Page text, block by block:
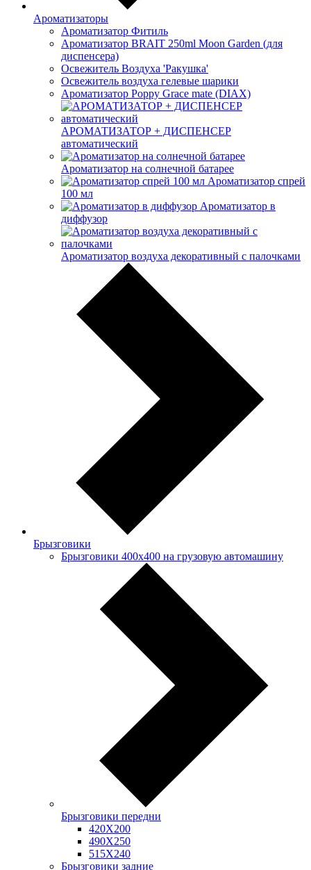
Ароматизаторы
Ароматизатор Фитиль
Ароматизатор BRAIT 250ml Moon Garden (для
диспенсера)
Освежитель Воздуха 'Ракушка'
Освежитель воздуха гелевые шарики
Ароматизатор Poppy Grace mate (DIAX)
АРОМАТИЗАТОР + ДИСПЕНСЕР
автоматический
Ароматизатор на солнечной батарее
Ароматизатор спрей
100 мл
Ароматизатор в
диффузор
Ароматизатор воздуха декоративный с палочками
Брызговики
Брызговики 400х400 на грузовую автомашину
Брызговики передни
420Х200
490Х250
515Х240
Брызговики задние